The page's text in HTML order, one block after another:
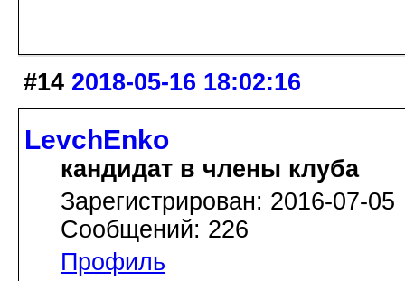
#14 2018-05-16 18:02:16
LevchEnko
кандидат в члены клуба
Зарегистрирован: 2016-07-05
Сообщений: 226
Профиль